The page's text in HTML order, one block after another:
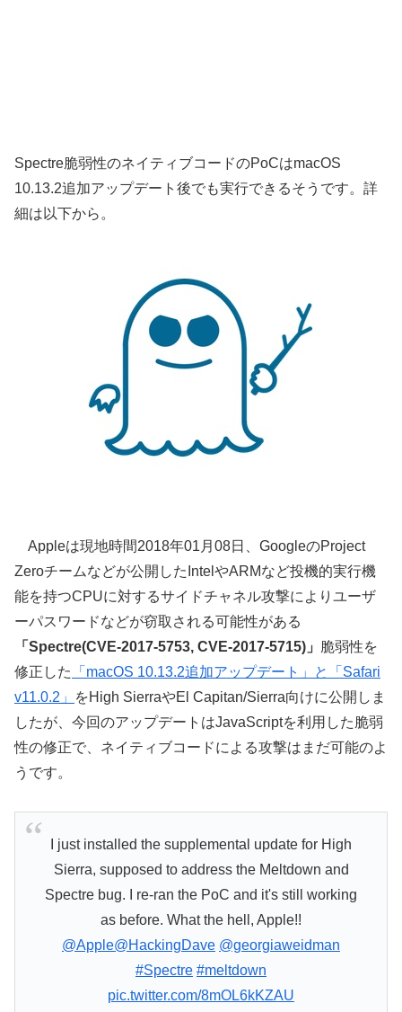
Spectre脆弱性のネイティブコードのPoCはmacOS
10.13.2追加アップデート後でも実行できるそうです。詳
細は以下から。
Appleは現地時間2018年01月08日、GoogleのProject
Zeroチームなどが公開したIntelやARMなど投機的実行機
能を持つCPUに対するサイドチャネル攻撃によりユーザ
ーパスワードなどが窃取される可能性がある
「Spectre(CVE-2017-5753, CVE-2017-5715)」 脆弱性を
修正した
「macOS 10.13.2追加アップデート」と「Safari
v11.0.2」
をHigh SierraやEl Capitan/Sierra向けに公開しま
したが、今回のアップデートはJavaScriptを利用した脆弱
性の修正で、ネイティブコードによる攻撃はまだ可能のよ
うです。
I just installed the supplemental update for High
Sierra, supposed to address the Meltdown and
Spectre bug. I re-ran the PoC and it's still working
as before. What the hell, Apple!!
@Apple@HackingDave @georgiaweidman
#Spectre #meltdown
pic.twitter.com/8mOL6kKZAU